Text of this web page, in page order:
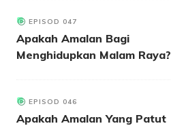
EPISOD 047
Apakah Amalan Bagi
Menghidupkan Malam Raya?
EPISOD 046
Apakah Amalan Yang Patut